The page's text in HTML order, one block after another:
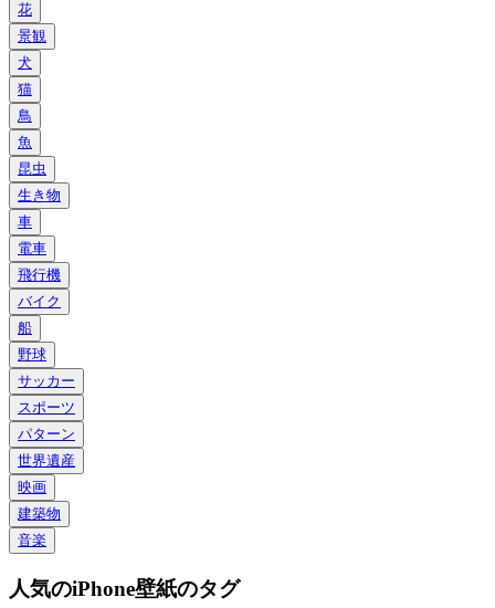
花
景観
犬
猫
鳥
魚
昆虫
生き物
車
電車
飛行機
バイク
船
野球
サッカー
スポーツ
パターン
世界遺産
映画
建築物
音楽
人気のiPhone壁紙のタグ